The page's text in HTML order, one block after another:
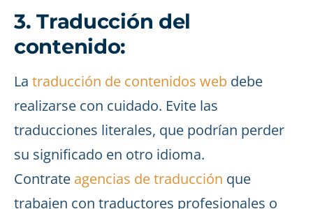
3. Traducción del
contenido:
La traducción de contenidos web debe
realizarse con cuidado. Evite las
traducciones literales, que podrían perder
su significado en otro idioma.
Contrate agencias de traducción que
trabajen con traductores profesionales o